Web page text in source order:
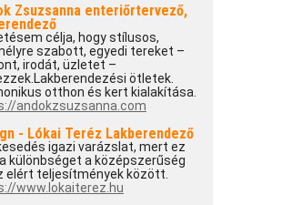
Zsuzsanna enteriőrtervező,
célja, hogy stílusos,
szabott, egyedi tereket –
irodát, üzletet –
ötletek.
otthon és kert kialakítása.
andokzsuzsanna.com
- Lókai Teréz Lakberendező
igazi varázslat, mert ez
különbséget a középszerűség
elért teljesítmények között.
www.lokaiterez.hu